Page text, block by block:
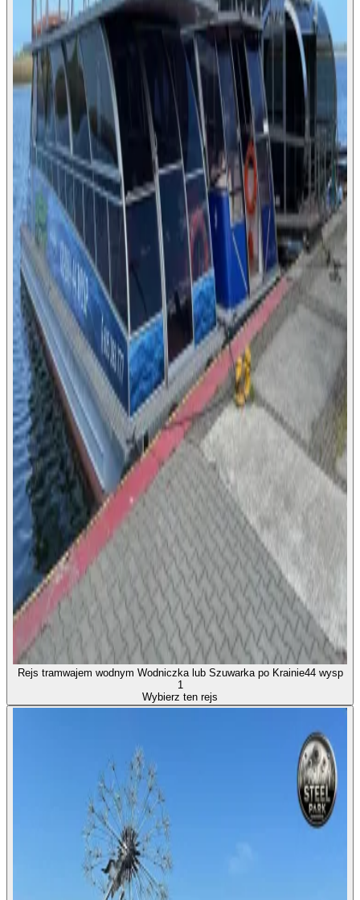
Rejs tramwajem wodnym Wodniczka lub Szuwarka po Krainie44 wysp
1
Wybierz ten rejs